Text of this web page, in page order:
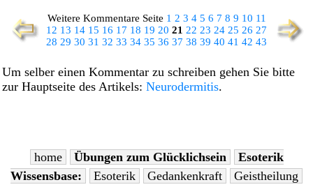
Weitere Kommentare Seite 1 2 3 4 5 6 7 8 9 10 11
12 13 14 15 16 17 18 19 20 21 22 23 24 25 26 27
28 29 30 31 32 33 34 35 36 37 38 39 40 41 42 43
Um selber einen Kommentar zu schreiben gehen Sie bitte
zur Hauptseite des Artikels: Neurodermitis.
home Übungen zum Glücklichsein
Esoterik
Wissensbase:
Esoterik Gedankenkraft Geistheilung